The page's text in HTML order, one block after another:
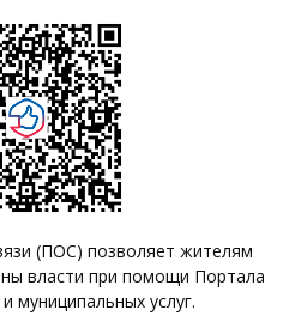
(ПОС) позволяет жителям
власти при помощи Портала
муниципальных услуг.